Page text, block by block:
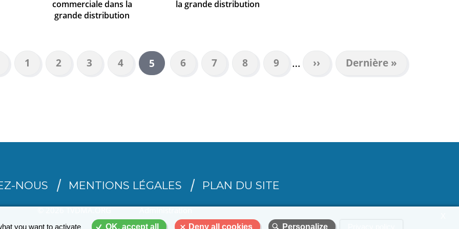
commerciale dans la
grande distribution
la grande distribution
Page
1 Page
2 Page
3 Page
4
Page
courante
5 Page
6 Page
7 Page
8 Page
9 …
Page
suivante
››
Dernière
page
Dernière »
NOUS MENTIONS LÉGALES PLAN DU SITE
© 2026 TVDMA.ORG Administration
you want to activate
OK, accept all Deny all cookies Personalize